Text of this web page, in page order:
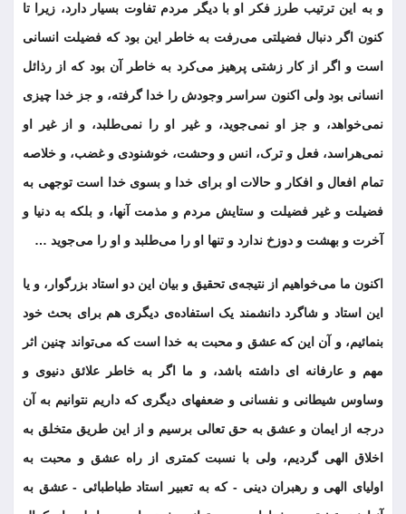
و به این ترتیب طرز فکر او با دیگر مردم تفاوت بسیار دارد، زیرا تا
کنون اگر دنبال فضیلتی می‌رفت به خاطر این بود که فضیلت انسانی
است و اگر از کار زشتی پرهیز می‌کرد به خاطر آن بود که از رذائل
انسانی بود ولی اکنون سراسر وجودش را خدا گرفته، و جز خدا چیزی
نمی‌خواهد، و جز او نمی‌جوید، و غیر او را نمی‌طلبد، و از غیر او
نمی‌هراسد، فعل و ترک، انس و وحشت، خوشنودی و غضب، و خلاصه
تمام افعال و افکار و حالات او برای خدا و بسوی خدا است توجهی به
فضیلت و غیر فضیلت و ستایش مردم و مذمت آنها، و بلکه به دنیا و
آخرت و بهشت و دوزخ ندارد و تنها او را می‌طلبد و او را می‌جوید …
اکنون ما می‌خواهیم از نتیجه‌ی تحقیق و بیان این دو استاد بزرگوار، و یا
این استاد و شاگرد دانشمند یک استفاده‌ی دیگری هم برای بحث خود
بنمائیم، و آن این که عشق و محبت به خدا است که می‌تواند چنین اثر
مهم و عارفانه ای داشته باشد، و ما اگر به خاطر علائق دنیوی و
وساوس شیطانی و نفسانی و ضعفهای دیگری که داریم نتوانیم به آن
درجه از ایمان و عشق به حق تعالی برسیم و از این طریق متخلق به
اخلاق الهی گردیم، ولی با نسبت کمتری از راه عشق و محبت به
اولیای الهی و رهبران دینی - که به تعبیر استاد طباطبائی - عشق به